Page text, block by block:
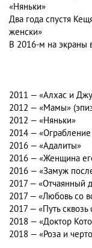
«Няньки»
Два года спустя
женски»
В 2016-м на экраны
2011 — «Алхас и
2012 — «Мамы»
2012 — «Няньки»
2014 —
2016 — «Адалиты»
2016 — «Женщина
2016 — «Замуж
2017 — «Отчаянный
2017 — «Любовь со
2017 — «Путь сквозь
2018 — «Доктор
2018 — «Роза и